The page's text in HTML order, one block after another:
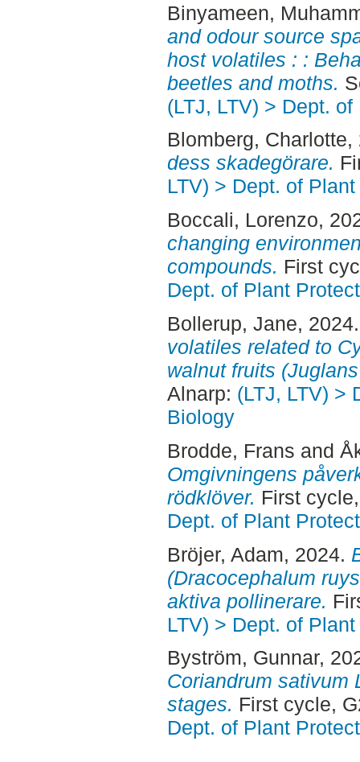
Binyameen,
and odour source
host volatiles : :
beetles and moths.
(LTJ, LTV) > Dept.
Blomberg, Charlotte,
dess skadegörare.
LTV) > Dept. of
Boccali, Lorenzo,
changing
compounds. First
Dept. of Plant
Bollerup, Jane,
volatiles related to
walnut fruits
Alnarp: (LTJ, LTV) >
Biology
Brodde, Frans and
Omgivningens
rödklöver. First
Dept. of Plant
Bröjer, Adam, 2024.
(Dracocephalum
aktiva pollinerare.
LTV) > Dept. of
Byström, Gunnar,
Coriandrum sativum
stages. First cycle,
Dept. of Plant